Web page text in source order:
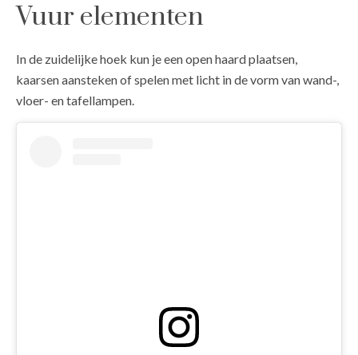
Vuur elementen
In de zuidelijke hoek kun je een open haard plaatsen,
kaarsen aansteken of spelen met licht in de vorm van wand-,
vloer- en tafellampen.